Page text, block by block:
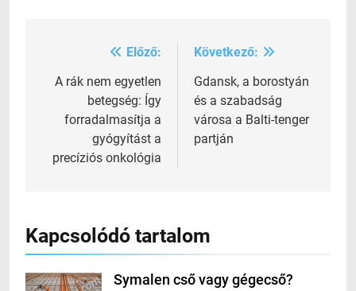
Bejegyzés
navigáció
Előző:
A rák nem egyetlen
betegség: Így
forradalmasítja a
gyógyítást a
precíziós onkológia
Következő:
Gdansk, a borostyán
és a szabadság
városa a Balti-tenger
partján
Kapcsolódó tartalom
Symalen cső vagy gégecső?